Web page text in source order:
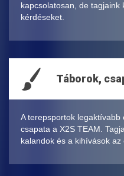
kapcsolatosan, de tagjaink
kérdéseket.
Táborok,
A terepsportok
csapata a X2S TEAM.
kalandok és a kihívások az